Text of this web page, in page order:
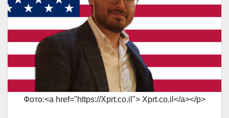
Фото:<a href="https://Xprt.co.il"> Xprt.co.il</a></p>